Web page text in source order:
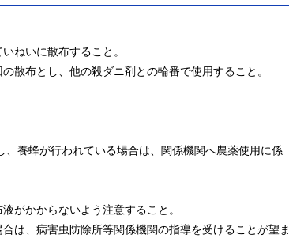
ねいに散布すること。
散布とし、他の殺ダニ剤との輪番で使用すること。
養蜂が行われている場合は、関係機関へ農薬使用に係
がかからないよう注意すること。
は、病害虫防除所等関係機関の指導を受けることが望ま